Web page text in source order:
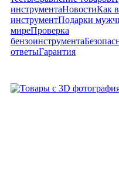
инструментаНовостиКак
инструментПодарки
миреПроверка
бензоинструмента
ответыГарантия